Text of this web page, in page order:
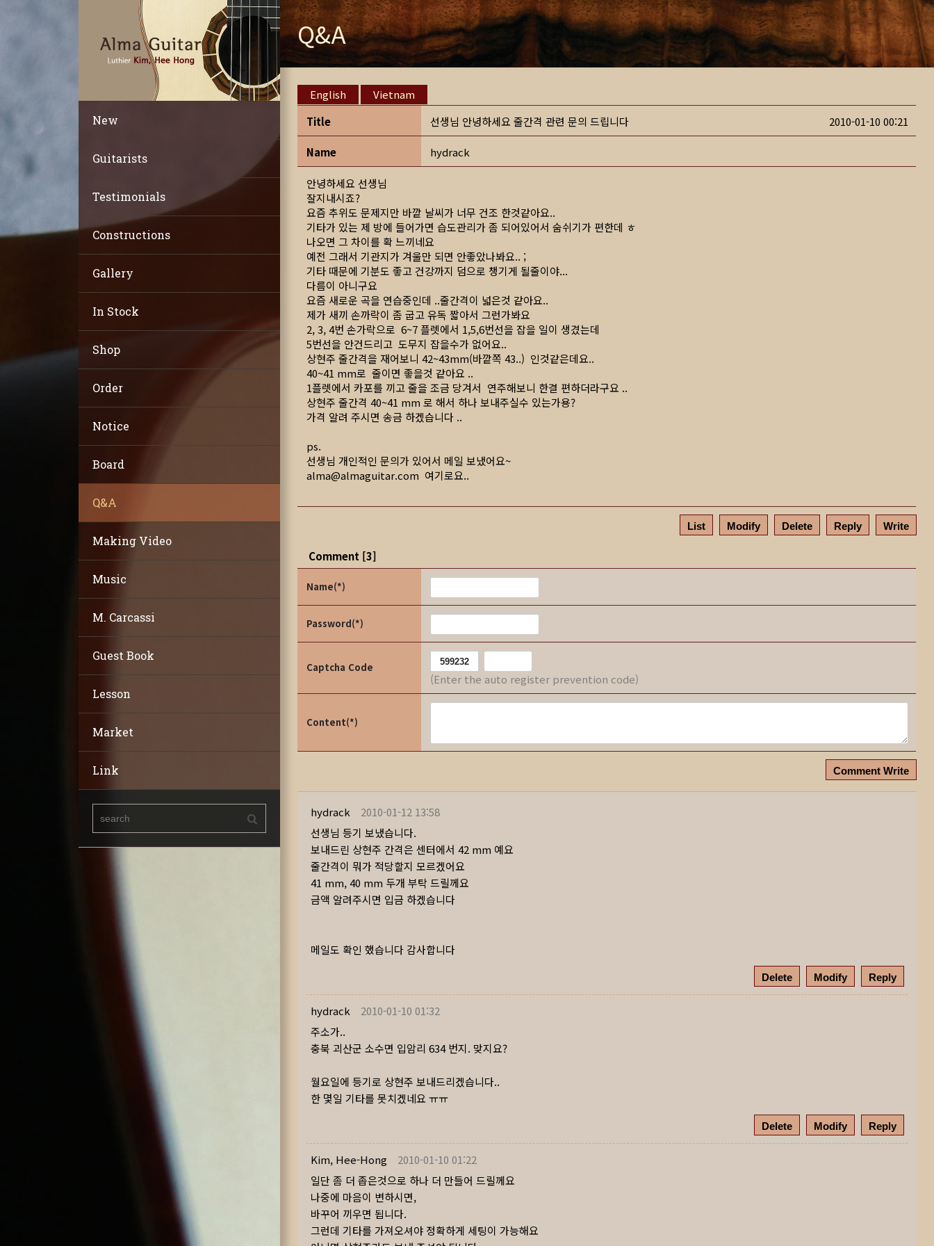
New
Guitarists
Testimonials
Constructions
Gallery
In Stock
Shop
Order
Notice
Board
Q&A
Making Video
Music
M. Carcassi
Guest Book
Lesson
Market
Link
Q&A
English
Vietnam
Title
선생님 안녕하세요 줄간격 관련 문의 드립니다 2010-01-10 00:21
Name hydrack
안녕하세요 선생님
잘지내시죠?
요즘 추위도 문제지만 바깥 날씨가 너무 건조 한것같아요..
기타가 있는 제 방에 들어가면 습도관리가 좀 되어있어서 숨쉬기가 편한데 ㅎ
나오면 그 차이를 확 느끼네요
예전 그래서 기관지가 겨울만 되면 안좋았나봐요.. ;
기타 때문에 기분도 좋고 건강까지 덤으로 챙기게 될줄이야...
다름이 아니구요
요즘 새로운 곡을 연습중인데 ..줄간격이 넓은것 같아요..
제가 새끼 손까락이 좀 굽고 유독 짧아서 그런가봐요
2, 3, 4번 손가락으로 6~7 플렛에서 1,5,6번선을 잡을 일이 생겼는데
5번선을 안건드리고 도무지 잡을수가 없어요..
상현주 줄간격을 재어보니 42~43mm(바깥쪽 43..) 인것같은데요..
40~41 mm로 줄이면 좋을것 같아요 ..
1플렛에서 카포를 끼고 줄을 조금 당겨서 연주해보니 한결 편하더라구요 ..
상현주 줄간격 40~41 mm 로 해서 하나 보내주실수 있는가용?
가격 알려 주시면 송금 하겠습니다 ..
ps.
선생님 개인적인 문의가 있어서 메일 보냈어요~
alma@almaguitar.com 여기로요..
List Modify Delete Reply Write
Comment [3]
Name(*)
Password(*)
Captcha Code
(Enter the auto register prevention code)
Content(*)
Comment Write
hydrack
2010-01-12 13:58
선생님 등기 보냈습니다.
보내드린 상현주 간격은 센터에서 42 mm 예요
줄간격이 뭐가 적당할지 모르겠어요
41 mm, 40 mm 두개 부탁 드릴께요
금액 알려주시면 입금 하겠습니다
메일도 확인 했습니다 감사합니다
Delete Modify Reply
hydrack
2010-01-10 01:32
주소가..
충북 괴산군 소수면 입암리 634 번지. 맞지요?
월요일에 등기로 상현주 보내드리겠습니다..
한 몇일 기타를 못치겠네요 ㅠㅠ
Delete Modify Reply
Kim, Hee-Hong
2010-01-10 01:22
일단 좀 더 좁은것으로 하나 더 만들어 드릴께요
나중에 마음이 변하시면,
바꾸어 끼우면 됩니다.
그런데 기타를 가져오셔야 정확하게 세팅이 가능해요